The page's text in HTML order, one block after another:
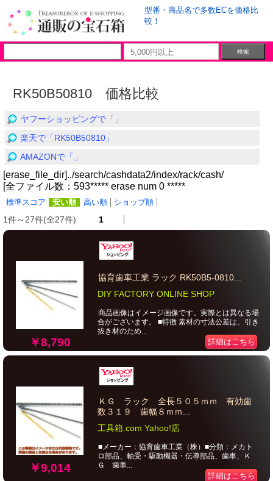
型番・商品名で多数ECを価格比
較！
RK50B50810 価格比較
ヤフーショッピングで「」
楽天で「RK50B50810」
AMAZONで「」
[erase_file_dir]../search/cashdata2/index/rack/cash/
[全ファイル数：593***** erase num 0 *****
標準スコア 安い順 高い順 ショップ順
1件～27件(全27件) 1
￥8,790
協育歯車工業 ラック RK50B5-0810...
DIY FACTORY ONLINE SHOP
商品画像はイメージ画像です。実際とは異なる場
合がございます。 ■特徴 素材の寸法公差は、引き
抜き材のため...
詳細はこちら
￥9,014
ＫＧ ラック 全長５０５ｍｍ 有効歯
数３１９ 歯幅８ｍｍ...
工具箱.com Yahoo!店
■メーカー：協育歯車工業（株）■分類：メカト
ロ部品、軸受・駆動機器・伝導部品、歯車、Ｋ
Ｇ 歯車...
詳細はこちら